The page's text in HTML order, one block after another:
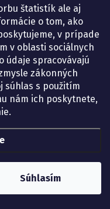
štatistík ale aj
o tom, ako
v prípade
v oblasti sociálnych
údaje spracovávajú
zákonných
súhlas s použitím
nám ich poskytnete,
Súhlasím